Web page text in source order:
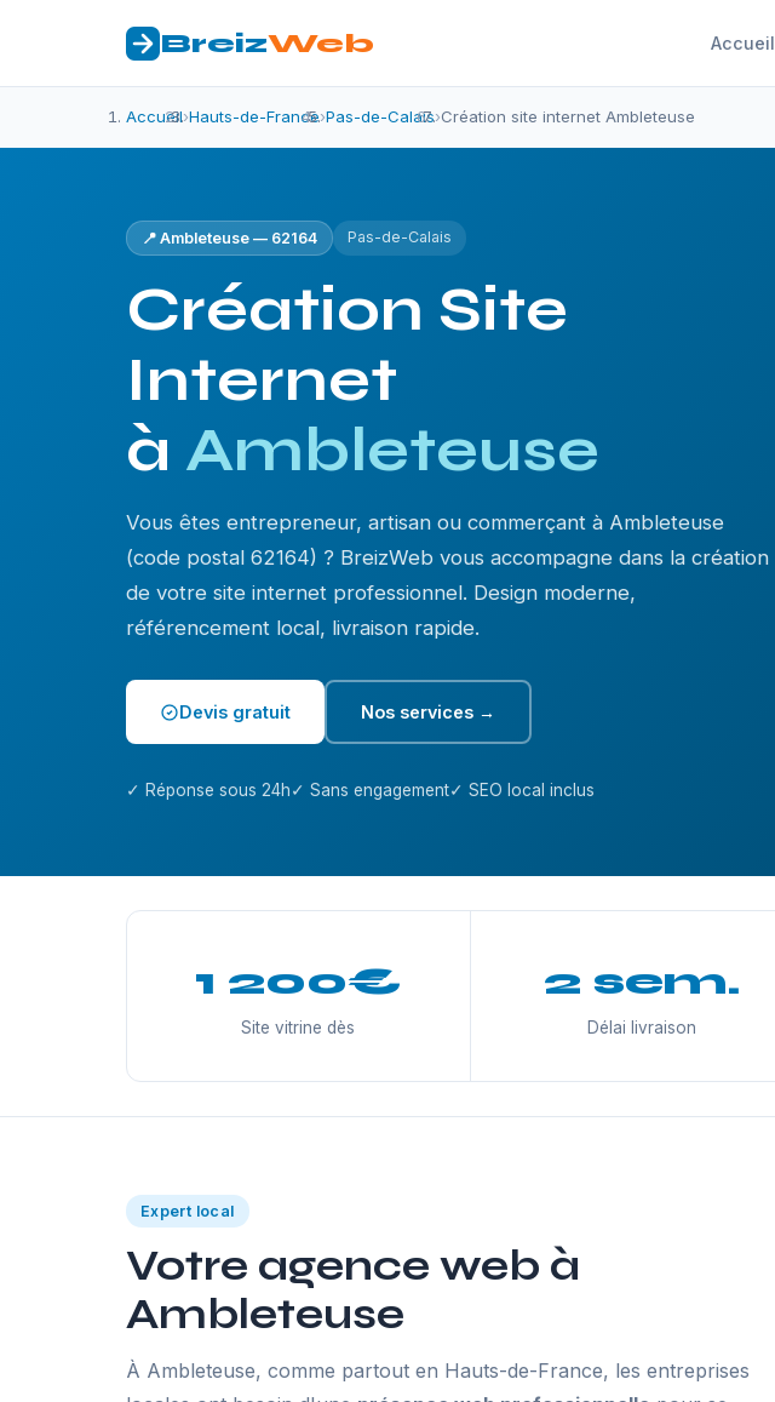
BreizWeb Accueil
Accueil›Hauts-de-France›Pas-de-Calais›Création site internet Ambleteuse
📍 Ambleteuse — 62164 Pas-de-Calais
Création Site
Internet
à Ambleteuse
Vous êtes entrepreneur, artisan ou commerçant à Ambleteuse
(code postal 62164) ? BreizWeb vous accompagne dans la création
de votre site internet professionnel. Design moderne,
référencement local, livraison rapide.
Devis gratuit Nos services →
✓ Réponse sous 24h✓ Sans engagement✓ SEO local inclus
1 200€
Site vitrine dès
2 sem.
Délai livraison
Expert local
Votre agence web à
Ambleteuse
À Ambleteuse, comme partout en Hauts-de-France, les entreprises